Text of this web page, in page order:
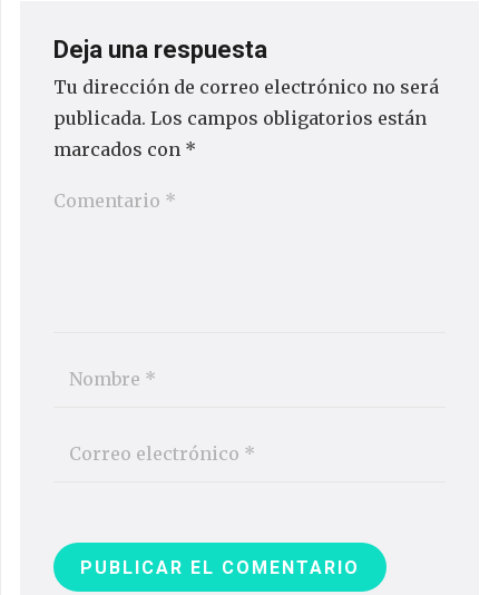
Deja una respuesta
Tu dirección de correo electrónico no será
publicada. Los campos obligatorios están
marcados con *
PUBLICAR EL COMENTARIO